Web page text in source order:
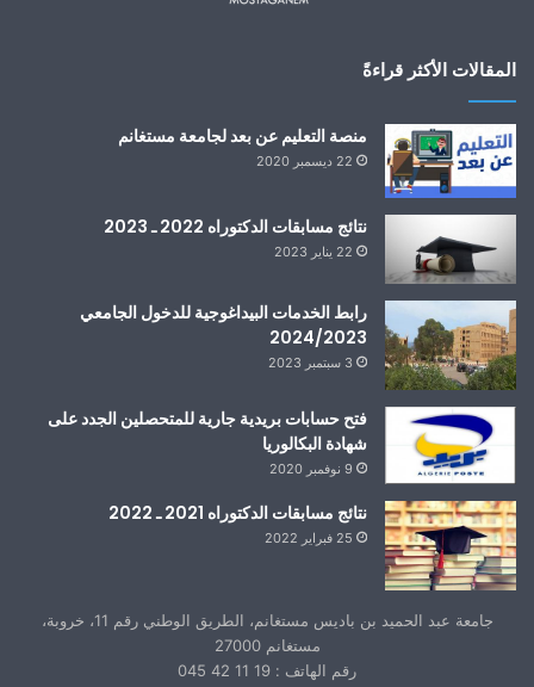
المقالات الأكثر قراءةً
منصة التعليم عن بعد لجامعة مستغانم
22 ديسمبر 2020
نتائج مسابقات الدكتوراه 2022 ـ 2023
22 يناير 2023
رابط الخدمات البيداغوجية للدخول الجامعي
2024/2023
3 سبتمبر 2023
فتح حسابات بريدية جارية للمتحصلين الجدد على
شهادة البكالوريا
9 نوفمبر 2020
نتائج مسابقات الدكتوراه 2021 ـ 2022
25 فبراير 2022
جامعة عبد الحميد بن باديس مستغانم، الطريق الوطني رقم 11، خروبة،
مستغانم 27000
رقم الهاتف : 19 11 42 045